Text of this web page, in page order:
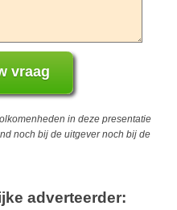
in deze presentatie
noch bij de uitgever noch bij de
adverteerder: